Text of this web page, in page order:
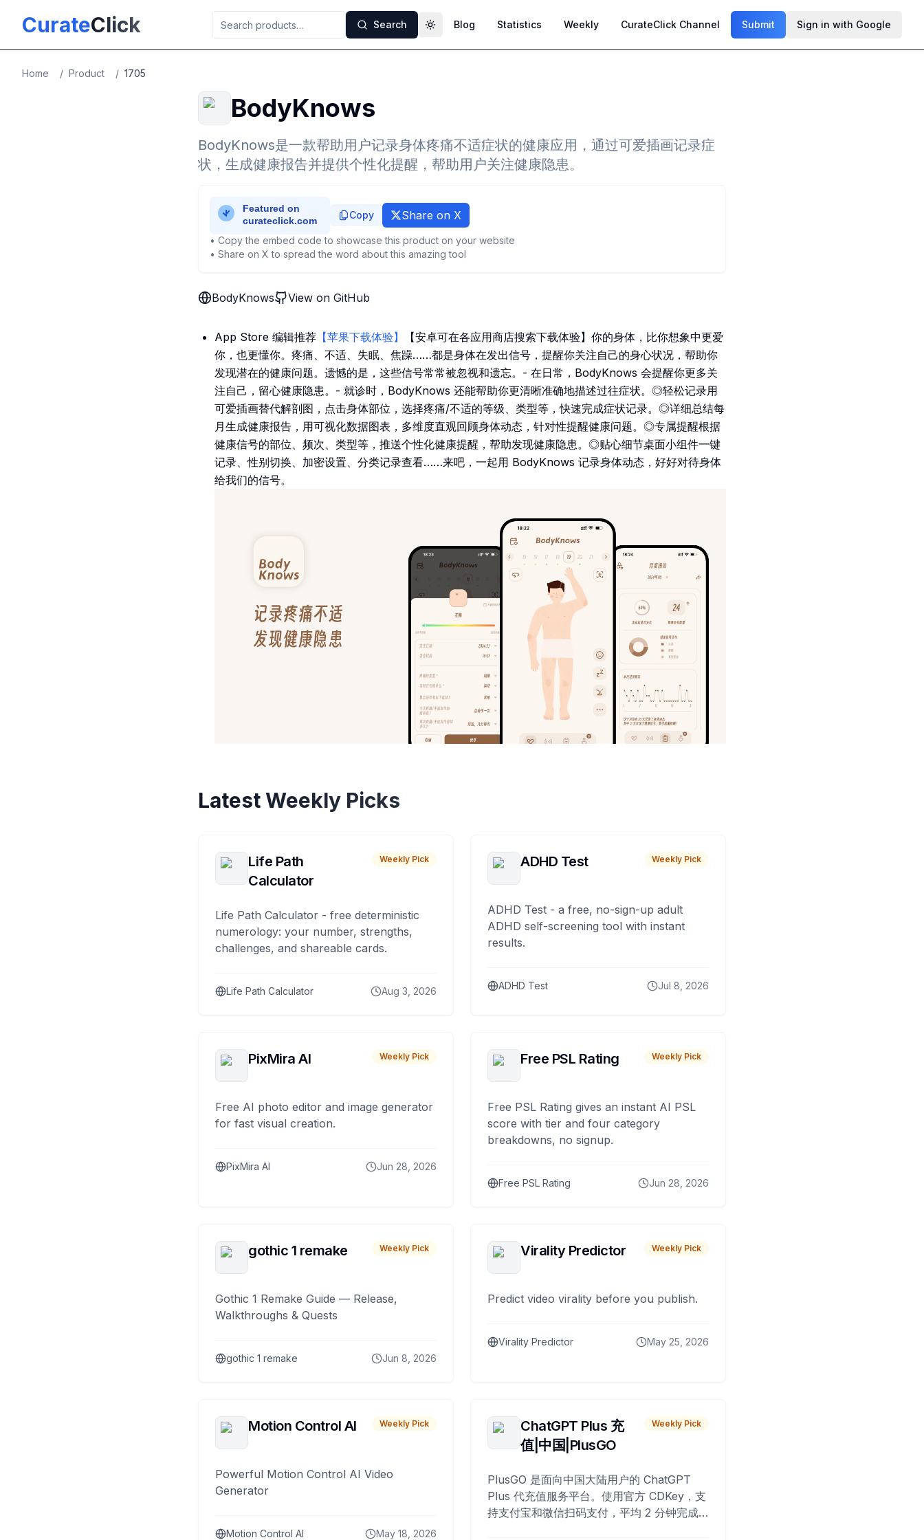
CurateClick Search Toggle theme
Blog Statistics Weekly CurateClick Channel Submit Sign in with Google
Home / Product / 1705
BodyKnows
BodyKnows是一款帮助用户记录身体疼痛不适症状的健康应用，通过可爱插画记录症
状，生成健康报告并提供个性化提醒，帮助用户关注健康隐患。
Copy Share on X
• Copy the embed code to showcase this product on your website
• Share on X to spread the word about this amazing tool
BodyKnows View on GitHub
App Store 编辑推荐 【苹果下载体验】
【安卓可在各应用商店搜索下载体验】你的身体，比你想象中更爱
你，也更懂你。疼痛、不适、失眠、焦躁……都是身体在发出信号，提醒你关注自己的身心状况，帮助你
发现潜在的健康问题。遗憾的是，这些信号常常被忽视和遗忘。- 在日常，BodyKnows 会提醒你更多关
注自己，留心健康隐患。- 就诊时，BodyKnows 还能帮助你更清晰准确地描述过往症状。◎轻松记录用
可爱插画替代解剖图，点击身体部位，选择疼痛/不适的等级、类型等，快速完成症状记录。◎详细总结每
月生成健康报告，用可视化数据图表，多维度直观回顾身体动态，针对性提醒健康问题。◎专属提醒根据
健康信号的部位、频次、类型等，推送个性化健康提醒，帮助发现健康隐患。◎贴心细节桌面小组件一键
记录、性别切换、加密设置、分类记录查看……来吧，一起用 BodyKnows 记录身体动态，好好对待身体
给我们的信号。
Latest Weekly Picks
Life Path
Calculator
Weekly Pick
Life Path Calculator - free deterministic
numerology: your number, strengths,
challenges, and shareable cards.
Life Path Calculator Aug 3, 2026
ADHD Test Weekly Pick
ADHD Test - a free, no-sign-up adult
ADHD self-screening tool with instant
results.
ADHD Test Jul 8, 2026
PixMira AI Weekly Pick
Free AI photo editor and image generator
for fast visual creation.
PixMira AI Jun 28, 2026
Free PSL Rating Weekly Pick
Free PSL Rating gives an instant AI PSL
score with tier and four category
breakdowns, no signup.
Free PSL Rating Jun 28, 2026
gothic 1 remake Weekly Pick
Gothic 1 Remake Guide — Release,
Walkthroughs & Quests
gothic 1 remake Jun 8, 2026
Virality Predictor Weekly Pick
Predict video virality before you publish.
Virality Predictor May 25, 2026
Motion Control AI Weekly Pick
Powerful Motion Control AI Video
Generator
Motion Control AI May 18, 2026
ChatGPT Plus 充
值|中国|PlusGO
Weekly Pick
PlusGO 是面向中国大陆用户的 ChatGPT
Plus 代充值服务平台。使用官方 CDKey，支
持支付宝和微信扫码支付，平均 2 分钟完成